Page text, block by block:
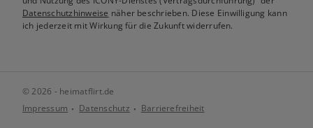
Datenschutzhinweise näher beschrieben. Diese Einwilligung kann
ich jederzeit mit Wirkung für die Zukunft widerrufen.
© 2026 - heimatflirt.de
Impressum
Datenschutz Barrierefreiheit